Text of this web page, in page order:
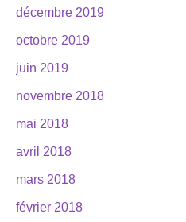
décembre 2019
octobre 2019
juin 2019
novembre 2018
mai 2018
avril 2018
mars 2018
février 2018